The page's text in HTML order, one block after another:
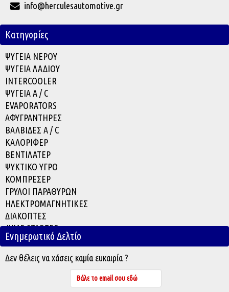
info@herculesautomotive.gr
Κατηγορίες
ΨΥΓΕΙΑ ΝΕΡΟΥ
ΨΥΓΕΙΑ ΛΑΔΙΟΥ
INTERCOOLER
ΨΥΓΕΙΑ A / C
EVAPORATORS
ΑΦΥΓΡΑΝΤΗΡΕΣ
ΒΑΛΒΙΔΕΣ A / C
ΚΑΛΟΡΙΦΕΡ
ΒΕΝΤΙΛΑΤΕΡ
ΨΥΚΤΙΚΟ ΥΓΡΟ
ΚΟΜΠΡΕΣΕΡ
ΓΡΥΛΟΙ ΠΑΡΑΘΥΡΩΝ
ΗΛΕΚΤΡΟΜΑΓΝΗΤΙΚΕΣ
ΔΙΑΚΟΠΤΕΣ
JUMP STARTER
ACCESSORIES
Ενημερωτικό Δελτίο
Δεν θέλεις να χάσεις καμία ευκαιρία ?